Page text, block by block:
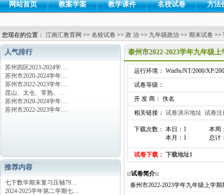
网站首页 教案学案 教学课件 名校试卷 方法
您现在的位置： 江南汇教育网 >> 名校试卷 >> 政 治 >> 九年级政治 >> 期末试卷 >>
人气排行
苏州四区2023-2024学…
苏州市2020-2024学年…
苏州市2022-2023学年…
昆山、太仓、常熟、…
苏州市2020-2024学年…
苏州市2022-2023学年…
推荐内容
七下数学期末复习压轴79…
2024-2025学年第二学期七…
泰州市2022-2023学年九年级
运行环境： Win9x/NT/2000/XP/
试卷等级：
开 发 商： 佚名
相关链接： 试卷演示地址 试卷注
下载次数： 本日：1
本月：1
本周
总计
试卷下载： 下载地址1
::试卷简介::
泰州市2022-2023学年九年级上学